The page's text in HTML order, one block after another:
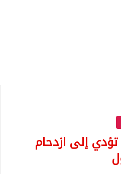
تؤدي إلى ازدحام